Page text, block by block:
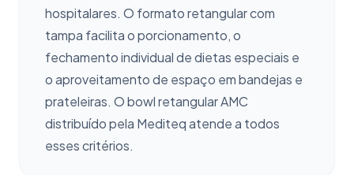
hospitalares. O formato retangular com
tampa facilita o porcionamento, o
fechamento individual de dietas especiais e
o aproveitamento de espaço em bandejas e
prateleiras. O bowl retangular AMC
distribuído pela Mediteq atende a todos
esses critérios.